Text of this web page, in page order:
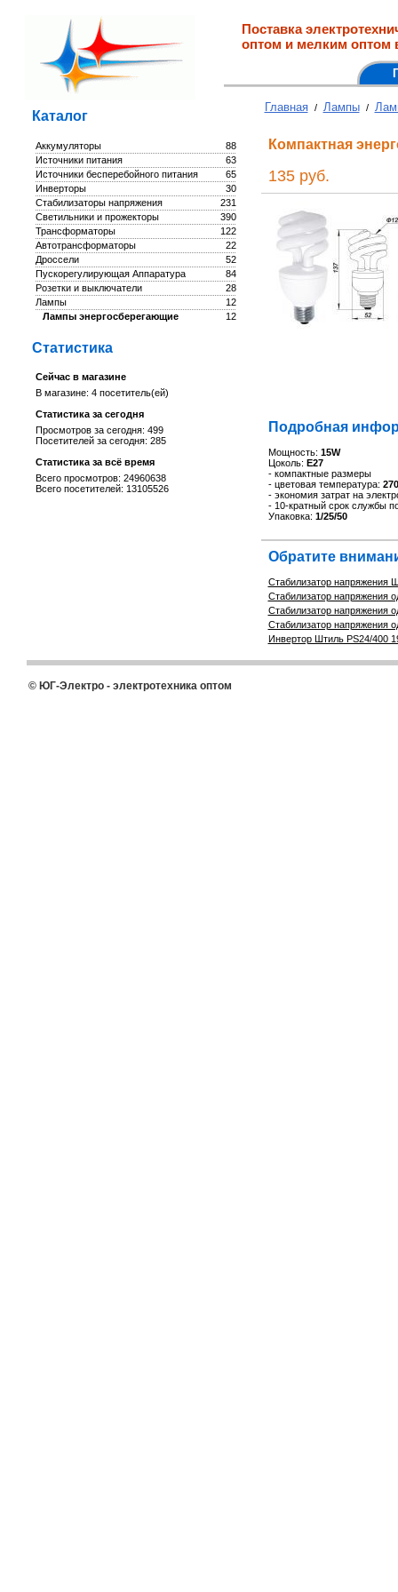
Поставка
оптом и мелким оптом
Каталог
88
Аккумуляторы
63
Источники питания
65
Источники бесперебойного питания
30
Инверторы
231
Стабилизаторы напряжения
390
Светильники и прожекторы
122
Трансформаторы
22
Автотрансформаторы
52
Дроссели
84
Пускорегулирующая Аппаратура
28
Розетки и выключатели
12
Лампы
12
Лампы энергосберегающие
Статистика
Сейчас в магазине
В магазине: 4 посетитель(ей)
Статистика за сегодня
Просмотров за сегодня: 499
Посетителей за сегодня: 285
Статистика за всё время
Всего просмотров: 24960638
Всего посетителей: 13105526
Главная / Лампы /
Компактная
135 руб.
Подробная
Мощность: 15W
Цоколь: E27
- компактные размеры
- цветовая температура:
- экономия затрат на
- 10-кратный срок службы
Упаковка: 1/25/50
Обратите
Стабилизатор напряжения
Стабилизатор
Стабилизатор
Стабилизатор напряжения
Инвертор Штиль PS24/400
© ЮГ-Электро - электротехника оптом